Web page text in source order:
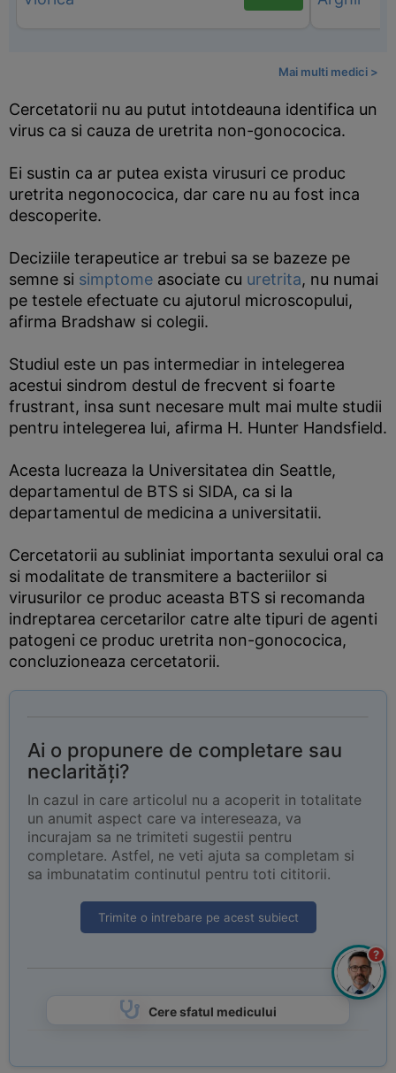
Mai multi medici >
Cercetatorii nu au putut intotdeauna identifica un
virus ca si cauza de uretrita non-gonococica.
Ei sustin ca ar putea exista virusuri ce produc
uretrita negonococica, dar care nu au fost inca
descoperite.
Deciziile terapeutice ar trebui sa se bazeze pe
semne si simptome asociate cu uretrita, nu numai
pe testele efectuate cu ajutorul microscopului,
afirma Bradshaw si colegii.
Studiul este un pas intermediar in intelegerea
acestui sindrom destul de frecvent si foarte
frustrant, insa sunt necesare mult mai multe studii
pentru intelegerea lui, afirma H. Hunter Handsfield.
Acesta lucreaza la Universitatea din Seattle,
departamentul de BTS si SIDA, ca si la
departamentul de medicina a universitatii.
Cercetatorii au subliniat importanta sexului oral ca
si modalitate de transmitere a bacteriilor si
virusurilor ce produc aceasta BTS si recomanda
indreptarea cercetarilor catre alte tipuri de agenti
patogeni ce produc uretrita non-gonococica,
concluzioneaza cercetatorii.
Ai o propunere de completare sau
neclarități?
In cazul in care articolul nu a acoperit in totalitate
un anumit aspect care va intereseaza, va
incurajam sa ne trimiteti sugestii pentru
completare. Astfel, ne veti ajuta sa completam si
sa imbunatatim continutul pentru toti cititorii.
Trimite o intrebare pe acest subiect
Cere sfatul medicului
?